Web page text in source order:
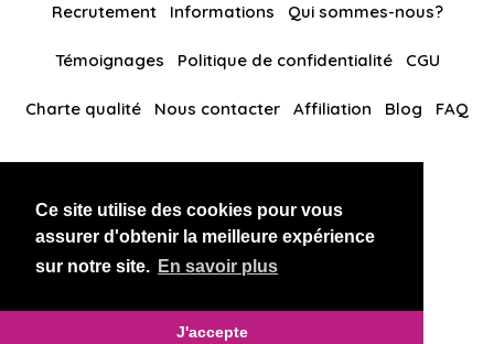
Ce site utilise des cookies pour vous
assurer d'obtenir la meilleure expérience
sur notre site. En savoir plus
J'accepte
Recrutement Informations Qui sommes-nous?
Témoignages Politique de confidentialité CGU
Charte qualité Nous contacter Affiliation Blog FAQ
BlackAndBeauties RussianKisses